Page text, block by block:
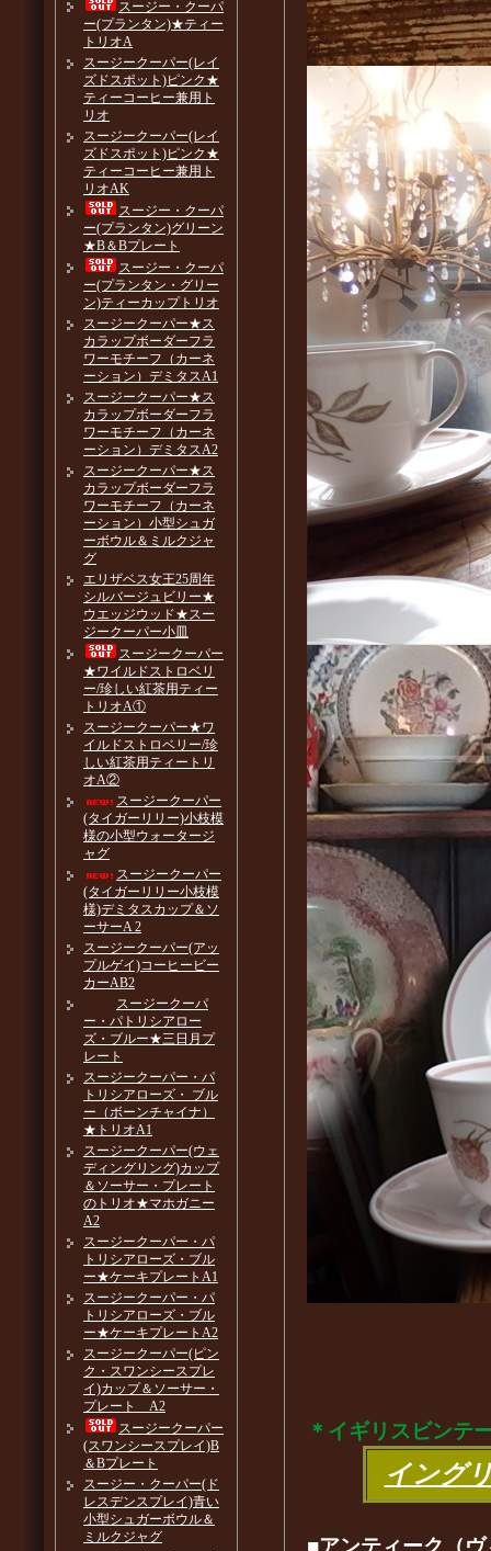
＊イギリスビンテ
イング
■アンティーク（
スージー・クーパ
ー(プランタン)★ティー
トリオA
スージークーパー(レイ
ズドスポット)ピンク★
ティーコーヒー兼用ト
リオ
スージークーパー(レイ
ズドスポット)ピンク★
ティーコーヒー兼用ト
リオAK
スージー・クーパ
ー(プランタン)グリーン
★B＆Bプレート
スージー・クーパ
ー(プランタン・グリー
ン)ティーカップトリオ
スージークーパー★ス
カラップボーダーフラ
ワーモチーフ（カーネ
ーション）デミタスA1
スージークーパー★ス
カラップボーダーフラ
ワーモチーフ（カーネ
ーション）デミタスA2
スージークーパー★ス
カラップボーダーフラ
ワーモチーフ（カーネ
ーション）小型シュガ
ーボウル＆ミルクジャ
グ
エリザベス女王25周年
シルバージュビリー★
ウエッジウッド★スー
ジークーパー小皿
スージークーパー
★ワイルドストロベリ
ー/珍しい紅茶用ティー
トリオA①
スージークーパー★ワ
イルドストロベリー/珍
しい紅茶用ティートリ
オA②
スージークーパー
(タイガーリリー)小枝模
様の小型ウォータージ
ャグ
スージークーパー
(タイガーリリー小枝模
様)デミタスカップ＆ソ
ーサーA 2
スージークーパー(アッ
プルゲイ)コーヒービー
カーAB2
スージークーパ
ー・パトリシアロー
ズ・ブルー★三日月プ
レート
スージークーパー・パ
トリシアローズ・ ブル
ー（ボーンチャイナ）
★トリオA1
スージークーパー(ウェ
ディングリング)カップ
＆ソーサー・プレート
のトリオ★マホガニー
A2
スージークーパー・パ
トリシアローズ・ブル
ー★ケーキプレートA1
スージークーパー・パ
トリシアローズ・ブル
ー★ケーキプレートA2
スージークーパー(ピン
ク・スワンシースプレ
イ)カップ＆ソーサー・
プレート A2
スージークーパー
(スワンシースプレイ)B
＆Bプレート
スージー・クーパー(ド
レスデンスプレイ)青い
小型シュガーボウル＆
ミルクジャグ